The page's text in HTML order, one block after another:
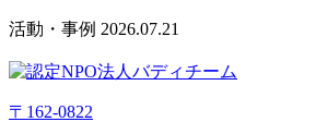
活動・事例 2026.07.21
〒162-0822